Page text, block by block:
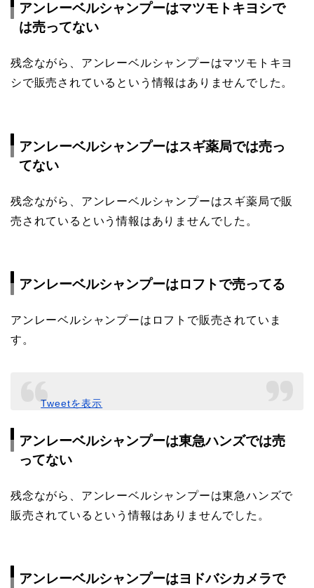
アンレーベルシャンプーはマツモトキヨシで
は売ってない
残念ながら、アンレーベルシャンプーはマツモトキヨ
シで販売されているという情報はありませんでした。
アンレーベルシャンプーはスギ薬局では売っ
てない
残念ながら、アンレーベルシャンプーはスギ薬局で販
売されているという情報はありませんでした。
アンレーベルシャンプーはロフトで売ってる
アンレーベルシャンプーはロフトで販売されていま
す。
Tweetを表示
アンレーベルシャンプーは東急ハンズでは売
ってない
残念ながら、アンレーベルシャンプーは東急ハンズで
販売されているという情報はありませんでした。
アンレーベルシャンプーはヨドバシカメラで